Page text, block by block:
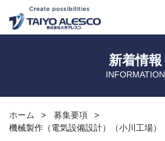
会社概要
TKS
導入事例
新着情報
INFORMATION
ホーム
募集要項
機械製作（電気設備設計）（小川工場）